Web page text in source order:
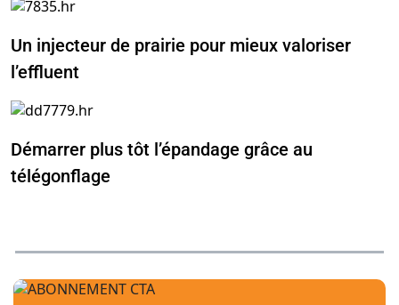
Un injecteur de prairie pour mieux valoriser
l’effluent
Démarrer plus tôt l’épandage grâce au
télégonflage